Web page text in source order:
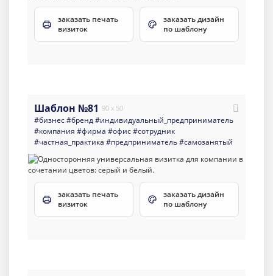
заказать печать
визиток
заказать дизайн
по шаблону
Шаблон №81 90 x 50
#бизнес#бренд#индивидуальный_предприниматель
#компания #фирма #офис#сотрудник
#частная_практика #предприниматель#самозанятый
заказать печать
визиток
заказать дизайн
по шаблону